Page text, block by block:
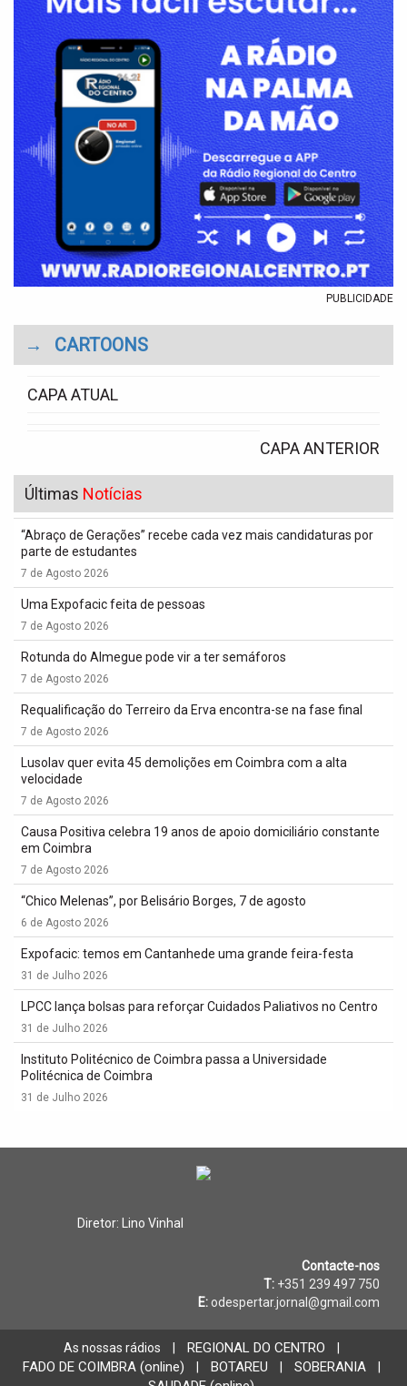
PUBLICIDADE
→ CARTOONS
CAPA ATUAL
CAPA ANTERIOR
Últimas Notícias
“Abraço de Gerações” recebe cada vez mais candidaturas por
parte de estudantes
7 de Agosto 2026
Uma Expofacic feita de pessoas
7 de Agosto 2026
Rotunda do Almegue pode vir a ter semáforos
7 de Agosto 2026
Requalificação do Terreiro da Erva encontra-se na fase final
7 de Agosto 2026
Lusolav quer evita 45 demolições em Coimbra com a alta
velocidade
7 de Agosto 2026
Causa Positiva celebra 19 anos de apoio domiciliário constante
em Coimbra
7 de Agosto 2026
“Chico Melenas”, por Belisário Borges, 7 de agosto
6 de Agosto 2026
Expofacic: temos em Cantanhede uma grande feira-festa
31 de Julho 2026
LPCC lança bolsas para reforçar Cuidados Paliativos no Centro
31 de Julho 2026
Instituto Politécnico de Coimbra passa a Universidade
Politécnica de Coimbra
31 de Julho 2026
Diretor: Lino Vinhal
Contacte-nos
T: +351 239 497 750
E: odespertar.jornal@gmail.com
As nossas rádios REGIONAL DO CENTRO
FADO DE COIMBRA (online) BOTAREU SOBERANIA